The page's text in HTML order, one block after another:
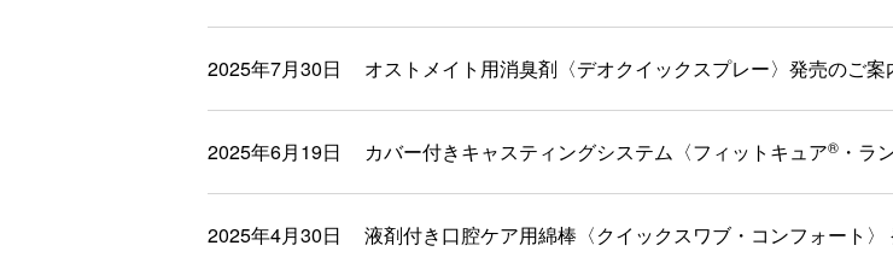
2025年7月30日 オストメイト用消臭剤〈デオクイックスプレー〉発売のご案
2025年6月19日 カバー付きキャスティングシステム〈フィットキュア® ・ラ
2025年4月30日 液剤付き口腔ケア用綿棒〈クイックスワブ・コンフォート〉